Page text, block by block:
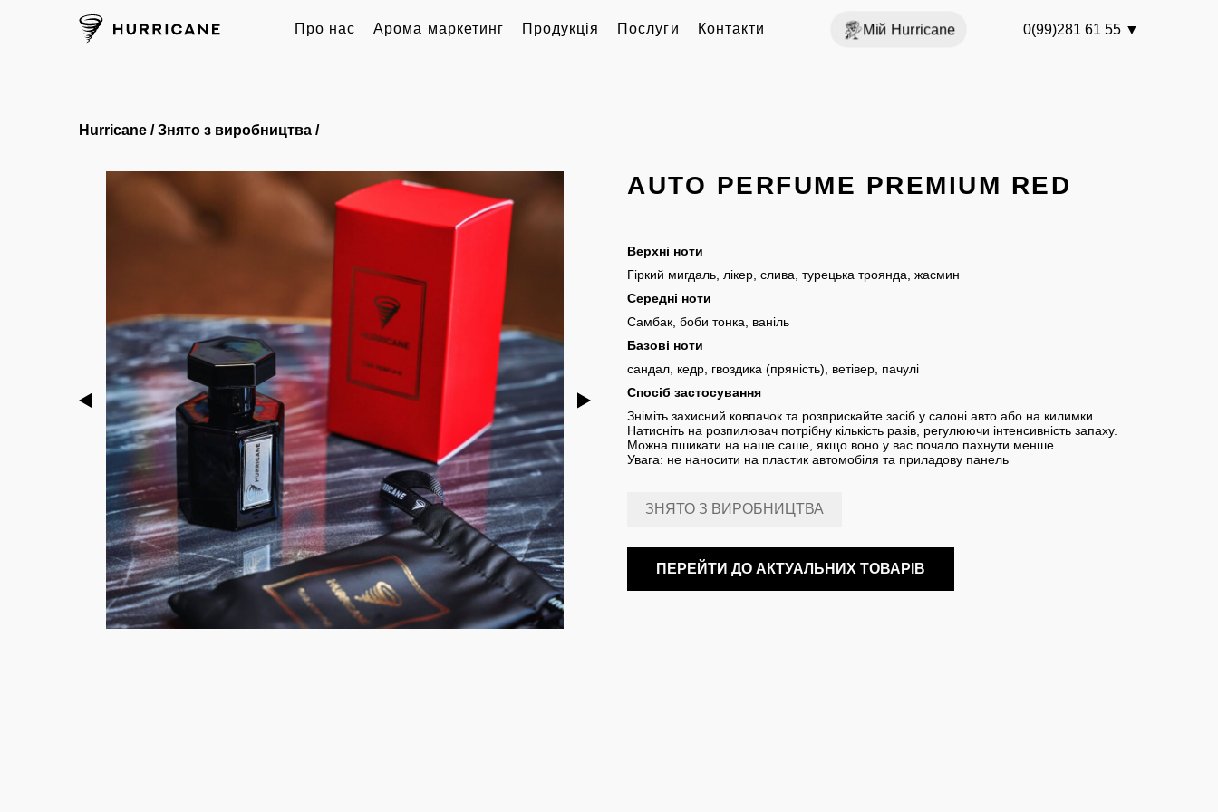
Про нас Арома маркетинг Продукція Послуги Контакти Мій Hurricane 0(99)281 61 55 ▼
Hurricane /Знято з виробництва /
AUTO PERFUME PREMIUM RED
Верхні ноти
Гіркий мигдаль, лікер, слива, турецька троянда, жасмин
Середні ноти
Самбак, боби тонка, ваніль
Базові ноти
сандал, кедр, гвоздика (пряність), ветівер, пачулі
Спосіб застосування
Зніміть захисний ковпачок та розприскайте засіб у салоні авто або на килимки.
Натисніть на розпилювач потрібну кількість разів, регулюючи інтенсивність запаху.
Можна пшикати на наше саше, якщо воно у вас почало пахнути менше
Увага: не наносити на пластик автомобіля та приладову панель
ЗНЯТО З ВИРОБНИЦТВА
ПЕРЕЙТИ ДО АКТУАЛЬНИХ ТОВАРІВ